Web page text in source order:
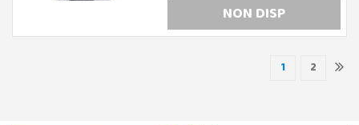
NON DISP
1 2